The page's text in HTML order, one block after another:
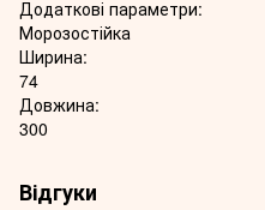
Додаткові параметри:
Морозостійка
Ширина:
74
Довжина:
300
Відгуки